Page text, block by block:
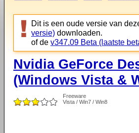
Dit is een oude versie van
versie) downloaden.
of de v347.09 Beta (laatste
Nvidia GeForce
(Windows Vista &
Freeware
Vista / Win7 / Win8